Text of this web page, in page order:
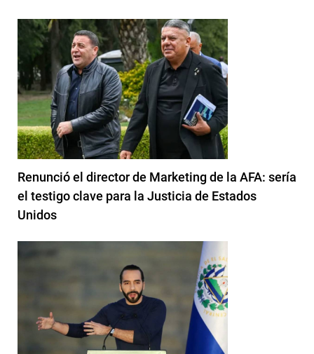
Renunció el director de Marketing de la AFA: sería
el testigo clave para la Justicia de Estados
Unidos